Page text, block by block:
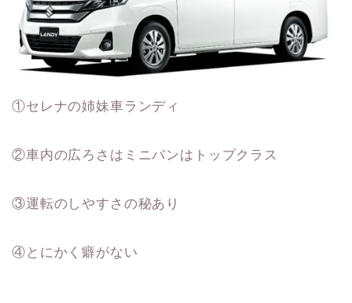
①セレナの姉妹車ランディ
②車内の広ろさはミニバンはトップクラス
③運転のしやすさの秘あり
④とにかく癖がない